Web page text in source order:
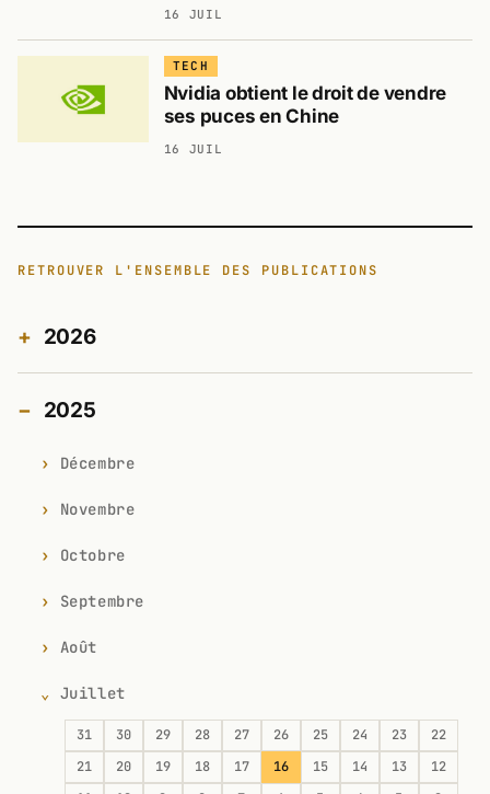
16 JUIL
TECH
Nvidia obtient le droit de vendre
ses puces en Chine
16 JUIL
RETROUVER L'ENSEMBLE DES PUBLICATIONS
2026
2025
Décembre
Novembre
Octobre
Septembre
Août
Juillet
31 30 29 28 27 26 25 24 23
22
21
20 19 18 17 16 15 14 13
12